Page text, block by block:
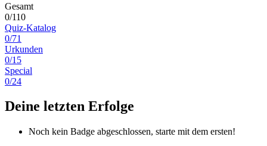
Gesamt
0/110
Quiz-Katalog
0/71
Urkunden
0/15
Special
0/24
Deine letzten Erfolge
Noch kein Badge abgeschlossen, starte mit dem ersten!